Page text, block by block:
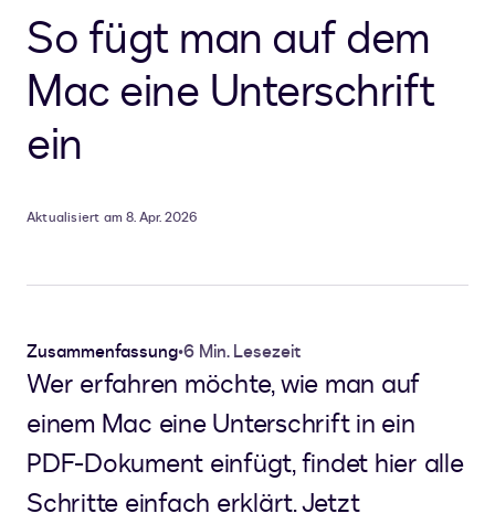
So fügt man auf dem
Mac eine Unterschrift
ein
Aktualisiert am 8. Apr. 2026
Zusammenfassung•6 Min. Lesezeit
Wer erfahren möchte, wie man auf
einem Mac eine Unterschrift in ein
PDF-Dokument einfügt, findet hier alle
Schritte einfach erklärt. Jetzt